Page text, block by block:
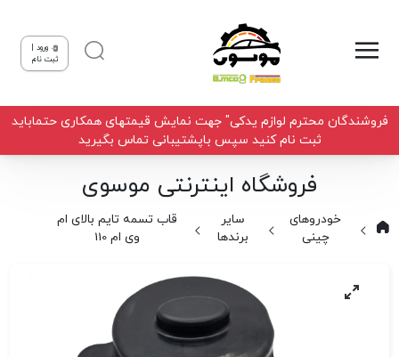
ورود |
ثبت نام
فروشندگان محترم لوازم یدکی" جهت نمایش قیمتهای همکاری حتماباید
ثبت نام کنید سپس باپشتیبانی تماس بگیرید
فروشگاه اینترنتی موسوی
خودروهای
چینی
سایر
برندها
قاب تسمه تایم بالای ام
وی ام 110